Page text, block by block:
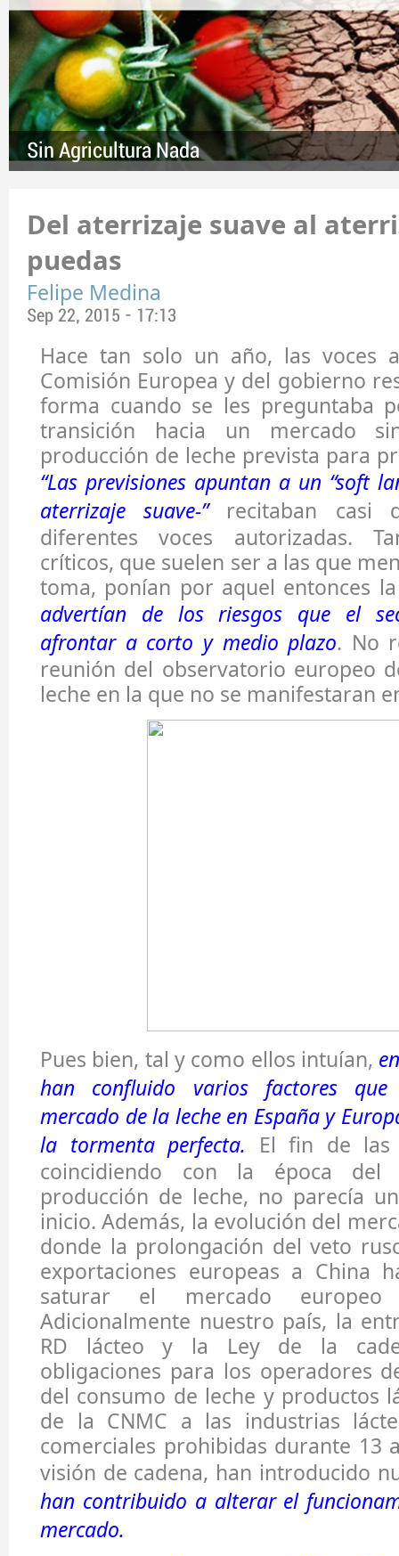
Sin Agricultura Nada
Del aterrizaje suave al
puedas
Felipe Medina
Sep 22, 2015 - 17:13
Hace tan solo un año, las voces
Comisión Europea y del gobierno
forma cuando se les preguntaba
transición hacia un mercado
producción de leche prevista para
“Las previsiones apuntan a un “soft
aterrizaje suave-”recitaban casi
diferentes voces autorizadas.
críticos, que suelen ser a las que
toma, ponían por aquel entonces
advertían de los riesgos que el
afrontar a corto y medio plazo. No
reunión del observatorio europeo
leche en la que no se manifestaran
Pues bien, tal y como ellos intuían,
han confluido varios factores
mercado de la leche en España y
la tormenta perfecta. El fin de las
coincidiendo con la época
producción de leche, no parecía
inicio. Además, la evolución del
donde la prolongación del veto
exportaciones europeas a China
saturar el mercado
Adicionalmente nuestro país, la
RD lácteo y la Ley de la
obligaciones para los operadores
del consumo de leche y productos
de la CNMC a las industrias
comerciales prohibidas durante 13
visión de cadena, han introducido
han contribuido a alterar el
mercado.